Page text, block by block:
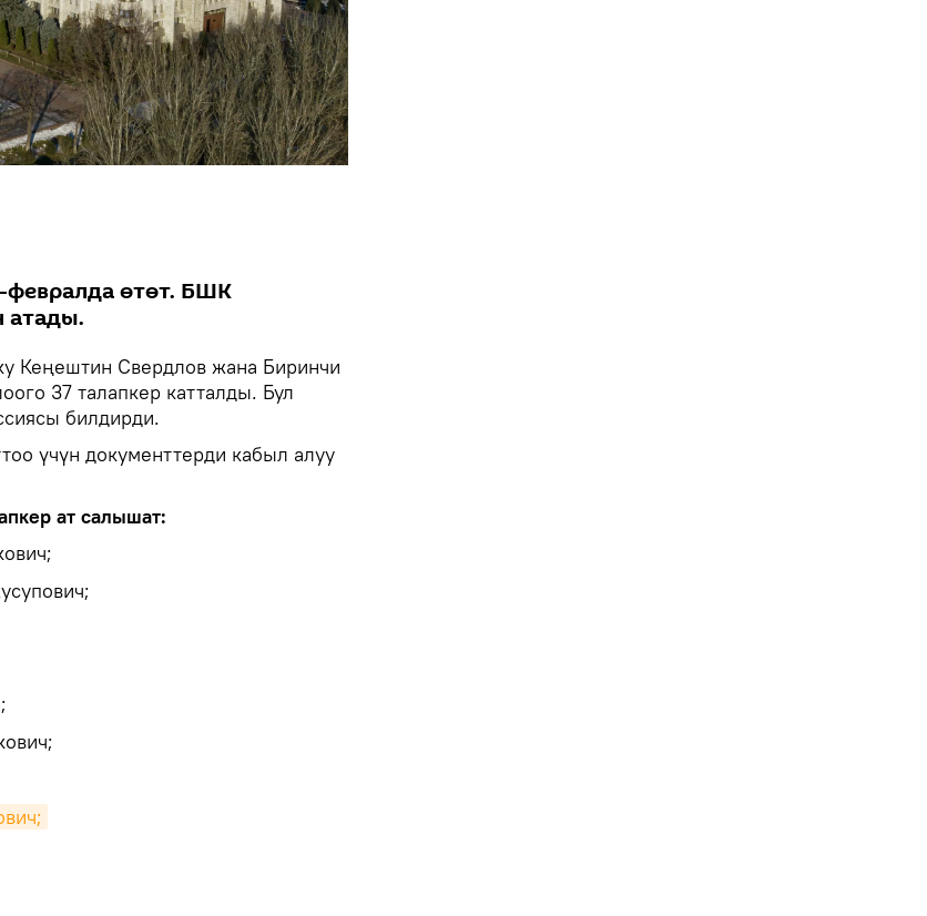
февралда өтөт. БШК
атады.
Кеңештин Свердлов жана Биринчи
37 талапкер катталды. Бул
билдирди.
үчүн документтерди кабыл алуу
ат салышат: